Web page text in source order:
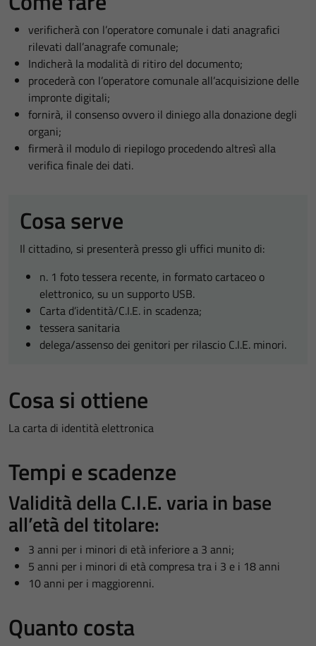
verificherà con l’operatore comunale i dati anagrafici
rilevati dall’anagrafe comunale;
Indicherà la modalità di ritiro del documento;
procederà con l’operatore comunale all’acquisizione delle
impronte digitali;
fornirà, il consenso ovvero il diniego alla donazione degli
organi;
firmerà il modulo di riepilogo procedendo altresì alla
verifica finale dei dati.
Cosa serve
Il cittadino, si presenterà presso gli uffici munito di:
n. 1 foto tessera recente, in formato cartaceo o
elettronico, su un supporto USB.
Carta d’identità/C.I.E. in scadenza;
tessera sanitaria
delega/assenso dei genitori per rilascio C.I.E. minori.
Cosa si ottiene
La carta di identità elettronica
Tempi e scadenze
Validità della C.I.E. varia in base
all’età del titolare:
3 anni per i minori di età inferiore a 3 anni;
5 anni per i minori di età compresa tra i 3 e i 18 anni
10 anni per i maggiorenni.
Quanto costa